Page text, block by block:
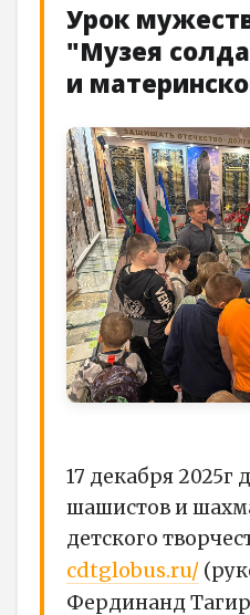
Урок
"Музея
и
17 декабря 2025г
шашистов и
детского
cdtglobus.ru/
Фердинанд